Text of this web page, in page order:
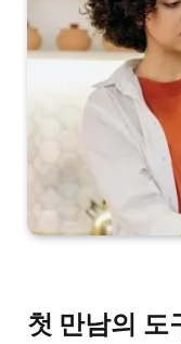
첫 만남의 도